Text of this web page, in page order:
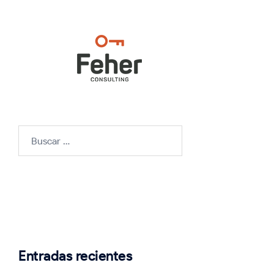
Entradas recientes